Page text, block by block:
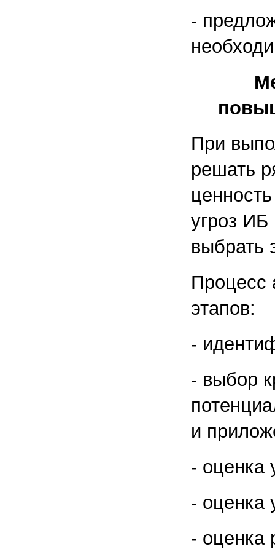
-
При
решать
угроз ИБ
выбрать
Процесс
этапов:
-
- выбор
и
- оценка
- оценка
- оценка